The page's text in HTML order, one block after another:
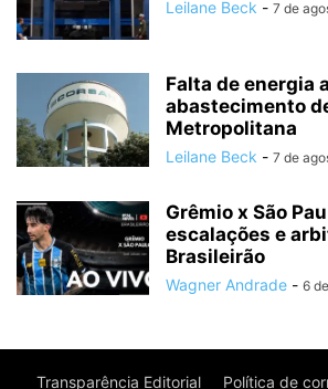
Leilane Beck - 7 de
Falta de energia
abastecimento
Metropolitana
Leilane Beck - 7 de
Grêmio x São
escalações e
Brasileirão
Wagner Andrade - 6
Transparência Editorial Política de